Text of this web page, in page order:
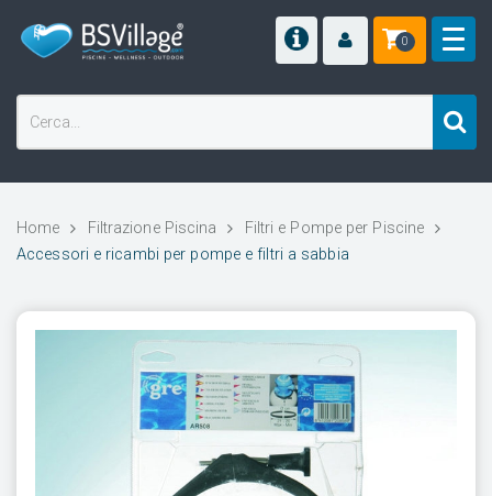
0
Home Filtrazione Piscina
Filtri e Pompe per Piscine
Accessori e ricambi per pompe e filtri a sabbia